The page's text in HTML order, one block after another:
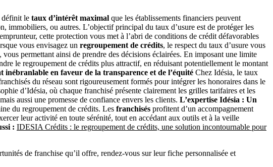
définit le taux d’intérêt maximal que les établissements financiers peuvent
immobiliers, ou autres. L’objectif principal du taux d’usure est de protéger les
cette protection vous met à l’abri de conditions de crédit défavorables
vous envisagez un regroupement de crédits, le respect du taux d’usure vous
permettant ainsi de prendre des décisions éclairées. En imposant une limite
le regroupement de crédits plus attractif, en réduisant potentiellement le montant
inébranlable en faveur de la transparence et de l’équité Chez Idésia, le taux
du réseau sont rigoureusement formés pour intégrer les honoraires dans le
d’Idésia, où chaque franchisé présente clairement les grilles tarifaires et les
aussi une promesse de confiance envers les clients. L’expertise Idésia : Un
du regroupement de crédits. Les franchisés profitent d’un accompagnement
leur activité en toute sérénité, tout en accédant aux outils et à la veille
: IDESIA Crédits : le regroupement de crédits, une solution incontournable pour
de franchise qu’il offre, rendez-vous sur leur fiche personnalisée et